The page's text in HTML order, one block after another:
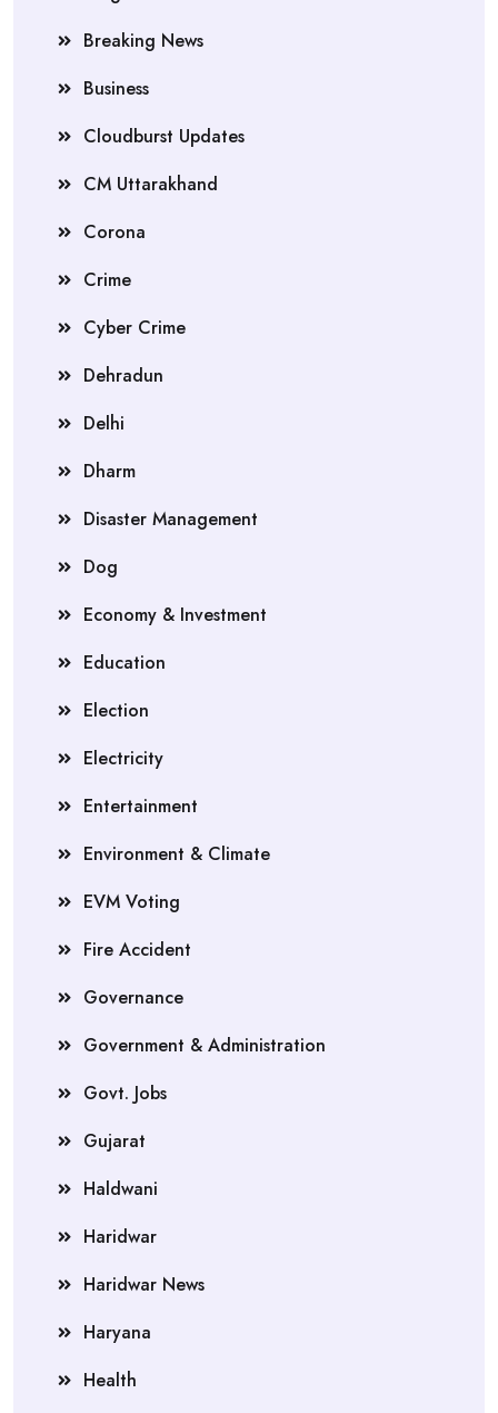
Breaking News
Business
Cloudburst Updates
CM Uttarakhand
Corona
Crime
Cyber Crime
Dehradun
Delhi
Dharm
Disaster Management
Dog
Economy & Investment
Education
Election
Electricity
Entertainment
Environment & Climate
EVM Voting
Fire Accident
Governance
Government & Administration
Govt. Jobs
Gujarat
Haldwani
Haridwar
Haridwar News
Haryana
Health